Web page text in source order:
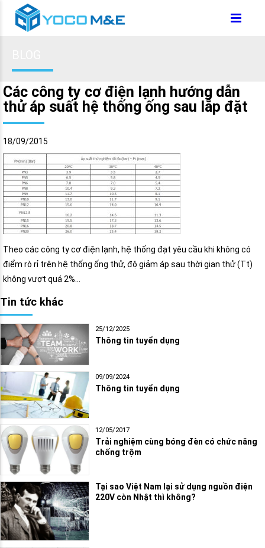
Các công ty cơ điện lạnh hướng dẫn
thử áp suất hệ thống ống sau lắp đặt
18/09/2015
Theo các công ty cơ điện lạnh, hệ thống đạt yêu cầu khi không có
điểm rò rỉ trên hệ thống ống thử, độ giảm áp sau thời gian thử (Tt)
không vượt quá 2%…
Tin tức khác
25/12/2025
Thông tin tuyển dụng
09/09/2024
Thông tin tuyển dụng
12/05/2017
Trải nghiệm cùng bóng đèn có chức năng
chống trộm
Tại sao Việt Nam lại sử dụng nguồn điện
220V còn Nhật thì không?